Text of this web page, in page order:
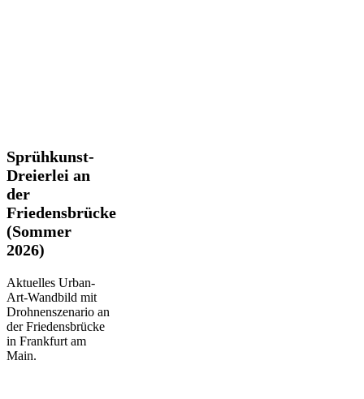
Sprühkunst-
Dreierlei
an
der
Friedensbrücke
(Sommer
2026)
Sprühkunst-
Dreierlei an
der
Friedensbrücke
(Sommer
2026)
Aktuelles Urban-
Art-Wandbild mit
Drohnenszenario an
der Friedensbrücke
in Frankfurt am
Main.